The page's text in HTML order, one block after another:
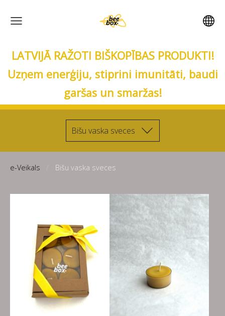
LATVIJĀ RAŽOTI BIŠKOPĪBAS PRODUKTI!
Uzņem enerģiju, stiprini imunitāti, baudi
garšas un smaržas!
Bišu vaska sveces
e-Veikals Bišu vaska sveces